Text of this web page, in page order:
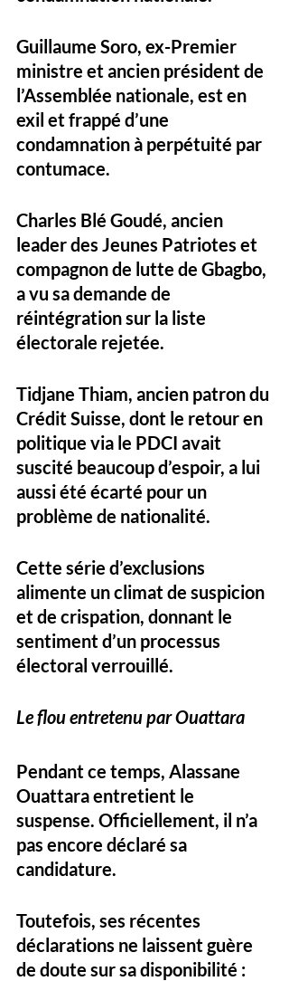
Guillaume Soro, ex-Premier
ministre et ancien président de
l’Assemblée nationale, est en
exil et frappé d’une
condamnation à perpétuité par
contumace.
Charles Blé Goudé, ancien
leader des Jeunes Patriotes et
compagnon de lutte de Gbagbo,
a vu sa demande de
réintégration sur la liste
électorale rejetée.
Tidjane Thiam, ancien patron du
Crédit Suisse, dont le retour en
politique via le PDCI avait
suscité beaucoup d’espoir, a lui
aussi été écarté pour un
problème de nationalité.
Cette série d’exclusions
alimente un climat de suspicion
et de crispation, donnant le
sentiment d’un processus
électoral verrouillé.
Le flou entretenu par Ouattara
Pendant ce temps, Alassane
Ouattara entretient le
suspense. Officiellement, il n’a
pas encore déclaré sa
candidature.
Toutefois, ses récentes
déclarations ne laissent guère
de doute sur sa disponibilité :